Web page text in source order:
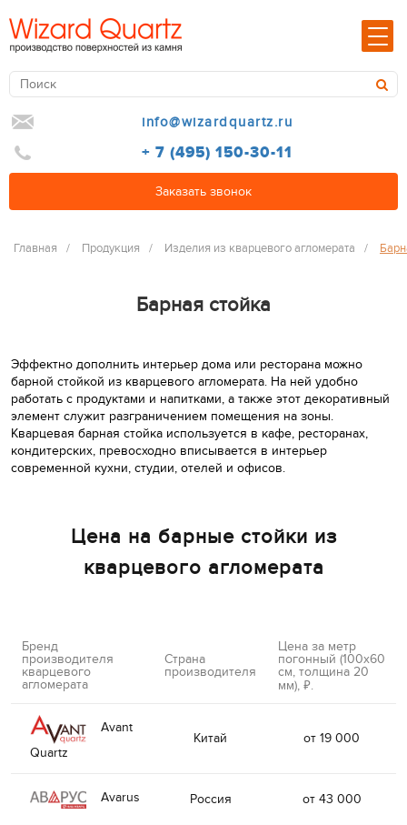
info@wizardquartz.ru
+ 7 (495) 150-30-11
Заказать звонок
Главная / Продукция / Изделия из кварцевого агломерата /
Барная стойка
Эффектно дополнить интерьер дома или ресторана можно
барной стойкой из кварцевого агломерата. На ней удобно
работать с продуктами и напитками, а также этот декоративный
элемент служит разграничением помещения на зоны.
Кварцевая барная стойка используется в кафе, ресторанах,
кондитерских, превосходно вписывается в интерьер
современной кухни, студии, отелей и офисов.
Цена на барные стойки из
кварцевого агломерата
Бренд
производителя
кварцевого
агломерата
Страна
производителя
Цена за метр
погонный (100х60
см, толщина 20
мм), руб..
Avant
Quartz
Китай от 19 000
Avarus Россия от 43 000